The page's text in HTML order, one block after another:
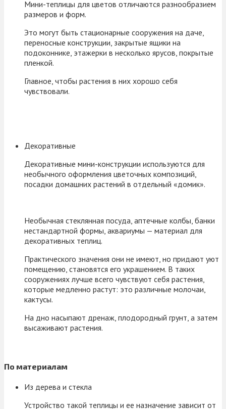
Мини-теплицы для цветов отличаются разнообразием
размеров и форм.
Это могут быть стационарные сооружения на даче,
переносные конструкции, закрытые ящики на
подоконнике, этажерки в несколько ярусов, покрытые
пленкой.
Главное, чтобы растения в них хорошо себя
чувствовали.
Декоративные
Декоративные мини-конструкции используются для
необычного оформления цветочных композиций,
посадки домашних растений в отдельный «домик».
Необычная стеклянная посуда, аптечные колбы, банки
нестандартной формы, аквариумы — материал для
декоративных теплиц.
Практического значения они не имеют, но придают уют
помещению, становятся его украшением. В таких
сооружениях лучше всего чувствуют себя растения,
которые медленно растут: это различные молочаи,
кактусы.
На дно насыпают дренаж, плодородный грунт, а затем
высаживают растения.
По материалам
Из дерева и стекла
Устройство такой теплицы и ее назначение зависит от